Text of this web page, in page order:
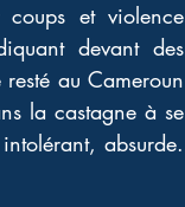
et violence
devant des
au Cameroun
la castagne à se
absurde.